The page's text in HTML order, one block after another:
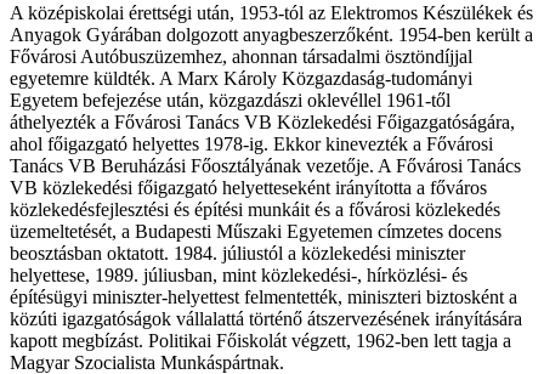
A középiskolai érettségi után, 1953-tól az Elektromos Készülékek és
Anyagok Gyárában dolgozott anyagbeszerzőként. 1954-ben került a
Fővárosi Autóbuszüzemhez, ahonnan társadalmi ösztöndíjjal
egyetemre küldték. A Marx Károly Közgazdaság-tudományi
Egyetem befejezése után, közgazdászi oklevéllel 1961-től
áthelyezték a Fővárosi Tanács VB Közlekedési Főigazgatóságára,
ahol főigazgató helyettes 1978-ig. Ekkor kinevezték a Fővárosi
Tanács VB Beruházási Főosztályának vezetője. A Fővárosi Tanács
VB közlekedési főigazgató helyetteseként irányítot­ta a főváros
közlekedésfejlesztési és építési munkáit és a fővá­rosi közlekedés
üzemeltetését, a Budapesti Műszaki Egyetemen címzetes docens
beosztásban oktatott. 1984. júliustól a közlekedési miniszter
helyettese, 1989. júliusban, mint közlekedési-, hírközlési- és
építésügyi miniszter-helyette­st felmentették, miniszteri biztosként a
közúti igazgatóságok vállalattá történő átszervezésének irányítására
kapott megbízást. Politikai Főiskolát végzett, 1962-ben lett tagja a
Magyar Szocialista Munkáspártnak.